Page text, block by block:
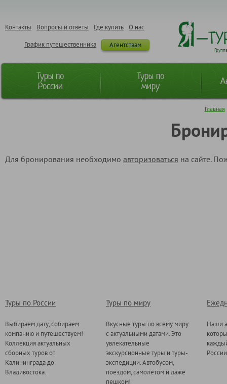
О нас
Где купить
Вопросы и ответы
Контакты
Агентствам
График путешественника
Туры по
России
Туры по
миру
Главная
Для бронирования необходимо авторизоваться на сайте.
Туры по России
Выбираем дату, собираем
компанию и путешествуем!
Коллекция актуальных
сборных туров от
Калининграда до
Владивостока.
Туры по миру
Вкусные туры по всему миру
с актуальными датами. Это
увлекательные
экскурсионные туры и туры-
экспедиции. Автобусом,
поездом, самолетом и даже
пешком!
Наши